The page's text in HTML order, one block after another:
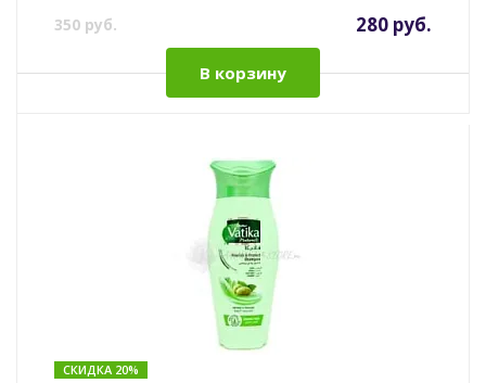
350 руб. 280 руб.
В корзину
СКИДКА 20%